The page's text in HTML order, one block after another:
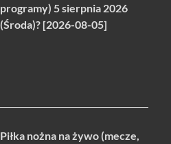
programy) 5 sierpnia 2026
(Środa)? [2026-08-05]
Piłka nożna na żywo (mecze,